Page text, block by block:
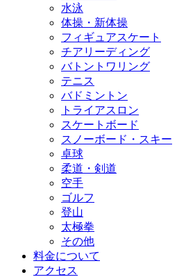
水泳
体操・新体操
フィギュアスケート
チアリーディング
バトントワリング
テニス
バドミントン
トライアスロン
スケートボード
スノーボード・スキー
卓球
柔道・剣道
空手
ゴルフ
登山
太極拳
その他
料金について
アクセス